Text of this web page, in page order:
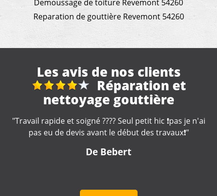
Demoussage de toiture Revemont 54260
Reparation de gouttière Revemont 54260
Les avis de nos clients
Travaux de
couverture
"Je recommande, très sérieux !! "